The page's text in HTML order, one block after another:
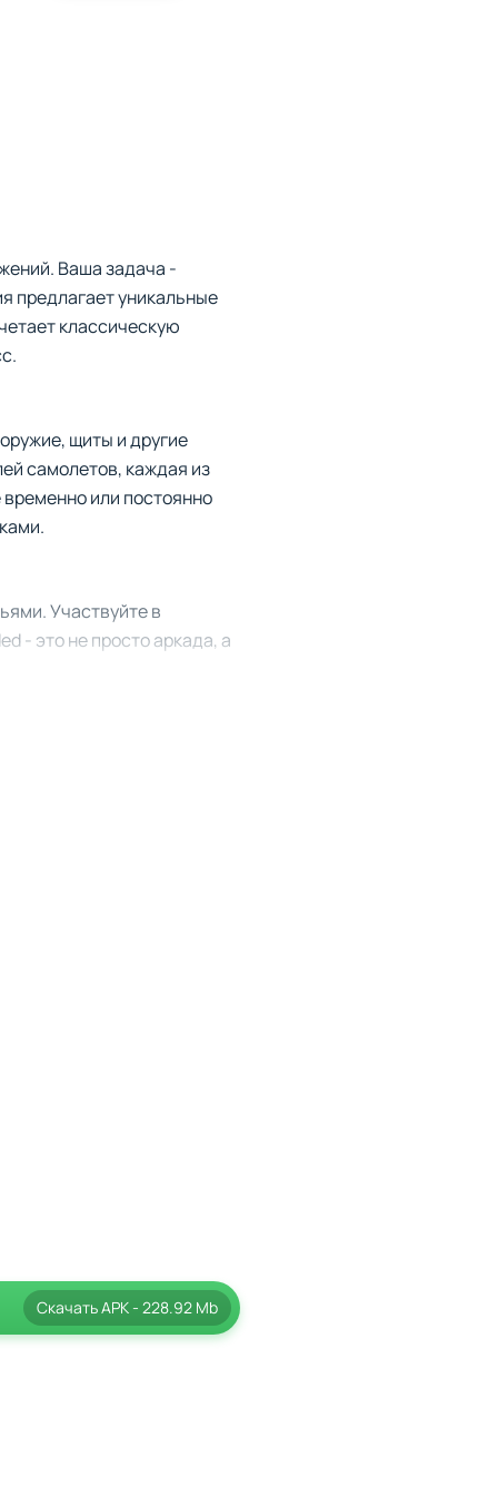
Ваша задача -
предлагает уникальные
классическую
щиты и другие
самолетов, каждая из
или постоянно
Участвуйте в
- это не просто аркада, а
СкачатьAPK- 228.92 Mb